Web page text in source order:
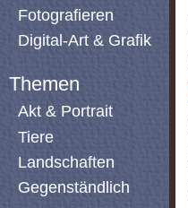
Fotografieren
Digital-Art & Grafik
Themen
Akt & Portrait
Tiere
Landschaften
Gegenständlich